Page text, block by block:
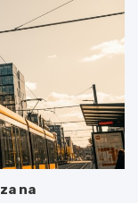
na